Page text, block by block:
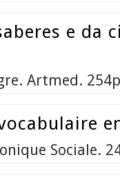
e da
Artmed.
Sociale.